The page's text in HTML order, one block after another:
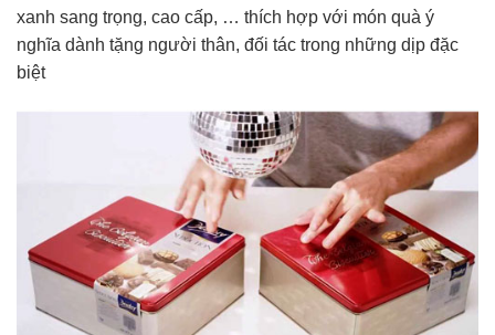
xanh sang trọng, cao cấp, … thích hợp với món quà ý
nghĩa dành tặng người thân, đối tác trong những dịp đặc
biệt